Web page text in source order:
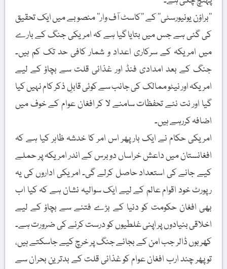
’’براؤن یونیورسٹی‘‘ کے ’’کاسٹ آف وار‘‘ منصوبے میں ایک تحقیق
کی گئی ہے جس میں بتایا گیا ہے کہ امریکی جنگ کے بارے
میں امریکہ کے سرکاری اعداد و شمار کافی حد تک کم ہیں۔
جنگ کے بعد امدادی فنڈ اور غذائی قلت سے بچاؤ کے لیے
امریکہ اور نیٹو ممالک کی جانب سے کوئی قابلِ ذکر کام نہیں کیا
گیا اور نت نئے تحفظات سامنے لا کر افغان عوام کے خوف میں
اضافہ کررہے ہیں۔
امریکی حکام نے ایک بار پھر اس امر کا خدشہ ظاہر کیا ہے کہ
افغانستان میں داعش خراساں دو برس کے اندر امریکہ پر حملے
کیے جانے کی استعداد حاصل کرلے گی۔ امریکی اداروں کی یہ
رپورٹ خود اقوام عالم کے لیے ایک سوالیہ نشان ہے کہ کیا اب
بھی افغان حکومت کو دنیا کے بڑے فتنے سے بچاؤ کے لیے
اخلاقی بنیادوں پر اپنی غلطیوں کو درست کرنے کی ضرورت ہے۔
کھربوں ڈالر جب امن کے بجائے جنگ پر خرچ کیے جاسکتے ہیں،
تو پھر چند ارب افغان عوام کو غذائی قلت کے بدترین بحران سے